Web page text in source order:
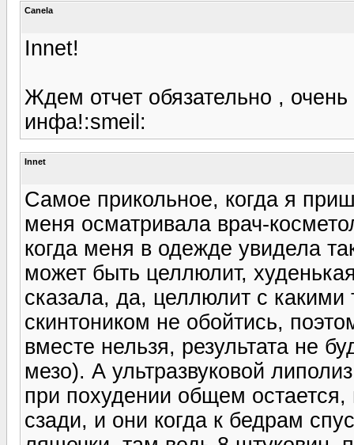
Canela
Innet!
Ждем отчет обязательно ,
инфа!:smeil:
Innet
Самое прикольное, когда я
меня осматривала врач-
когда меня в одежде увидела
может быть целлюлит,
сказала, да, целлюлит с
скинтоником не обойтись,
вместе нельзя, результата не
мезо). А ультразвуковой
при похудении общем
сзади, и они когда к бедрам